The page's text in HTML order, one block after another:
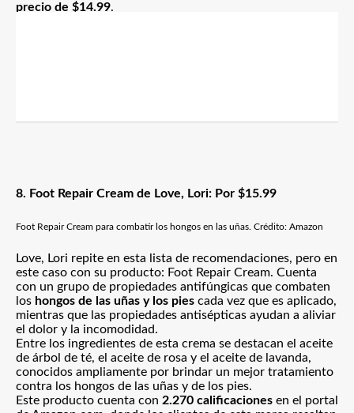
precio de $14.99.
8. Foot Repair Cream de Love, Lori: Por $15.99
Foot Repair Cream para combatir los hongos en las uñas. Crédito: Amazon
Love, Lori repite en esta lista de recomendaciones, pero en
este caso con su producto: Foot Repair Cream. Cuenta
con un grupo de propiedades antifúngicas que combaten
los hongos de las uñas y los pies cada vez que es aplicado,
mientras que las propiedades antisépticas ayudan a aliviar
el dolor y la incomodidad.
Entre los ingredientes de esta crema se destacan el aceite
de árbol de té, el aceite de rosa y el aceite de lavanda,
conocidos ampliamente por brindar un mejor tratamiento
contra los hongos de las uñas y de los pies.
Este producto cuenta con 2.270 calificaciones en el portal